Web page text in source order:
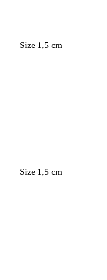
Size 1,5 cm
Size 1,5 cm